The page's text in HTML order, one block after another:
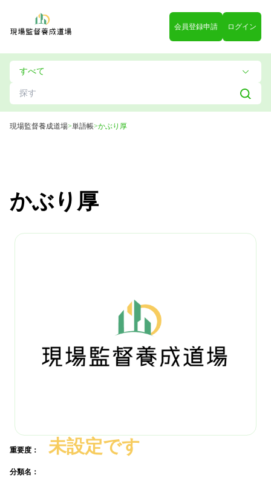
会員登録申請 ログイン
現場監督養成道場>単語帳>かぶり厚
かぶり厚
重要度： 未設定です
分類名：